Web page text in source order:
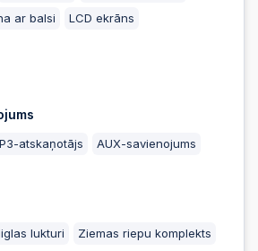
2025-09-09 12:31:58
2025-09-08
ar balsi LCD ekrāns
atskaņotājs
AUX-savienojums
lukturi Ziemas riepu komplekts